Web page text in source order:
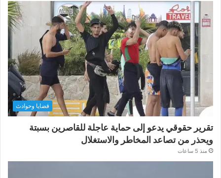
قضايا وحوادث
تقرير حقوقي يدعو إلى حماية عاجلة للقاصرين بسبتة
ويحذر من تصاعد المخاطر والاستغلال
منذ 5 ساعات